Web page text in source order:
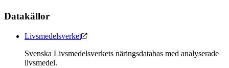
Datakällor
Livsmedelsverket
Svenska Livsmedelsverkets näringsdatabas med analyserade
livsmedel.